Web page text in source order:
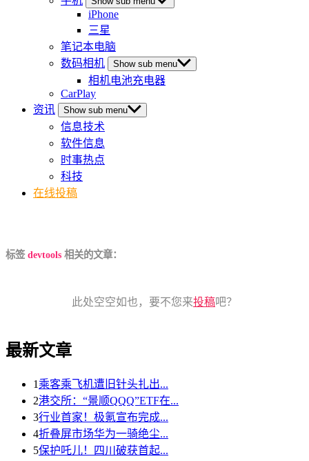
iPhone
三星
笔记本电脑
数码相机
Show sub menu
相机电池充电器
CarPlay
资讯
Show sub menu
信息技术
软件信息
时事热点
科技
在线投稿
标签devtools 相关的文章：
此处空空如也，要不您来投稿吧？
最新文章
1 乘客乘飞机遭旧针头扎出...
2港交所：“景顺QQQ”ETF在...
3行业首家！极氪宣布完成...
4折叠屏市场华为一骑绝尘...
5保护吒儿！四川破获首起...